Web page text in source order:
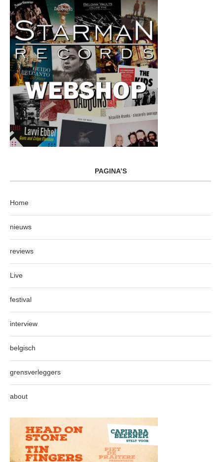
PAGINA’S
Home
nieuws
reviews
Live
festival
interview
belgisch
grensverleggers
about